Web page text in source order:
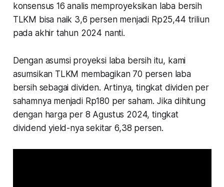
konsensus 16 analis memproyeksikan laba bersih
TLKM bisa naik 3,6 persen menjadi Rp25,44 triliun
pada akhir tahun 2024 nanti.
Dengan asumsi proyeksi laba bersih itu, kami
asumsikan TLKM membagikan 70 persen laba
bersih sebagai dividen. Artinya, tingkat dividen per
sahamnya menjadi Rp180 per saham. Jika dihitung
dengan harga per 8 Agustus 2024, tingkat
dividend yield-nya sekitar 6,38 persen.